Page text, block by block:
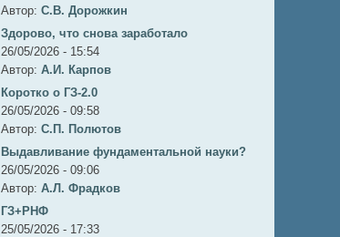
Автор: С.В. Дорожкин
Здорово, что снова заработало
26/05/2026 - 15:54
Автор: А.И. Карпов
Коротко о ГЗ-2.0
26/05/2026 - 09:58
Автор: C.П. Полютов
Выдавливание фундаментальной науки?
26/05/2026 - 09:06
Автор: А.Л. Фрадков
ГЗ+РНФ
25/05/2026 - 17:33